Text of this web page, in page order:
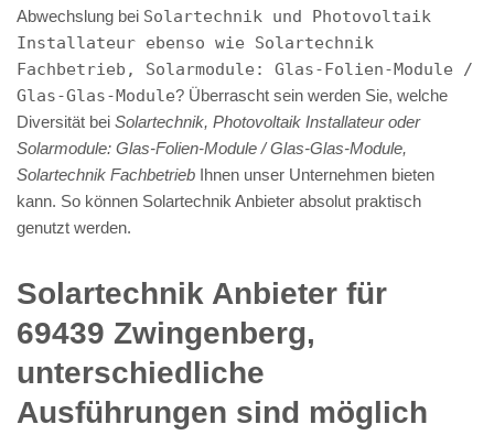
Abwechslung bei Solartechnik und Photovoltaik
Installateur ebenso wie Solartechnik
Fachbetrieb, Solarmodule: Glas-Folien-Module /
Glas-Glas-Module? Überrascht sein werden Sie, welche
Diversität bei Solartechnik, Photovoltaik Installateur oder
Solarmodule: Glas-Folien-Module / Glas-Glas-Module,
Solartechnik Fachbetrieb Ihnen unser Unternehmen bieten
kann. So können Solartechnik Anbieter absolut praktisch
genutzt werden.
Solartechnik Anbieter für
69439 Zwingenberg,
unterschiedliche
Ausführungen sind möglich